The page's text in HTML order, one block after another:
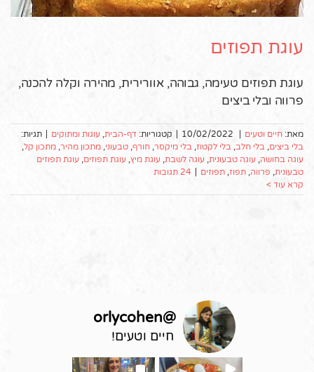
עוגת תפוזים
עוגת תפוזים טעימה, גבוהה, אוורירית, מהירה וקלה להכנה,
פרווה ובלי ביצים
מאת: חיים וטעים |
10/02/2022
| קטגוריות: דף-הבית עוגות ומתוקים | תגיות:
בלי ביצים בלי חלב בלי לקטוז בלי מיקסר חורף טבעוני מתכון מהיר מתכון קל
עוגה בחושה עוגה טבעונית עוגה לשבת עוגת מיץ עוגת תפוזים עוגת תפוזים
טבעונית פרווה תפוז תפוזים | 24 תגובות
קרא עוד >
@
orlycohen
חיים וטעים!